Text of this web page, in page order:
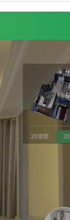
7.9
7.8
8
7.9
7.2
8.3
8.3